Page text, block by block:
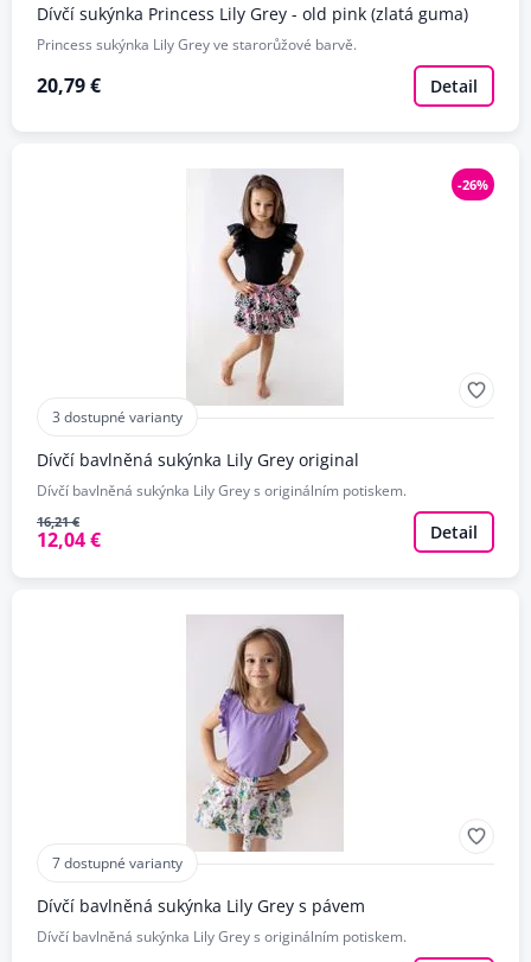
Dívčí sukýnka Princess Lily Grey - old pink (zlatá guma)
Princess sukýnka Lily Grey ve starorůžové barvě.
20,79 € Detail
-26%
3 dostupné varianty
Dívčí bavlněná sukýnka Lily Grey original
Dívčí bavlněná sukýnka Lily Grey s originálním potiskem.
16,21 €
12,04 € Detail
7 dostupné varianty
Dívčí bavlněná sukýnka Lily Grey s pávem
Dívčí bavlněná sukýnka Lily Grey s originálním potiskem.